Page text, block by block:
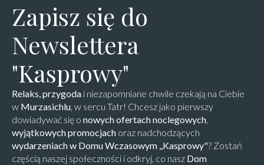
Zapisz się do
Newslettera
"Kasprowy"
Relaks, przygoda i niezapomniane chwile czekają na Ciebie
w Murzasichlu, w sercu Tatr! Chcesz jako pierwszy
dowiadywać się o nowych ofertach noclegowych,
wyjątkowych promocjach oraz nadchodzących
wydarzeniach w Domu Wczasowym ,,Kasprowy"? Zostań
częścią naszej społeczności i odkryj, co nasz Dom